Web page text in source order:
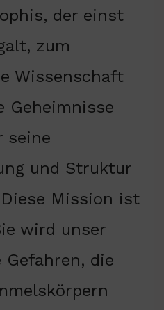
der einst
zum
Wissenschaft
Geheimnisse
seine
und Struktur
Mission ist
wird unser
Gefahren, die